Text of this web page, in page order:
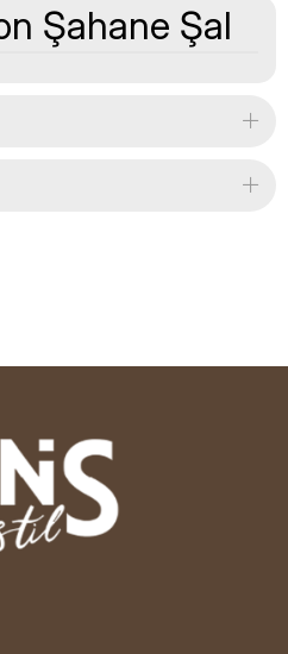
Şahane Şal